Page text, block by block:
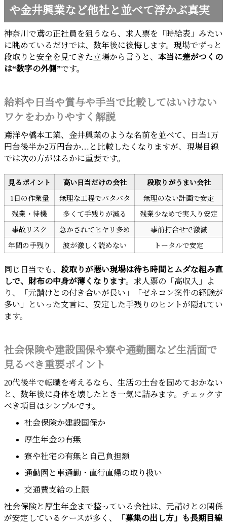
や金井興業など他社と並べて浮かぶ真実
神奈川で鳶の正社員を狙うなら、求人票を「時給表」みたい
に眺めているだけでは、数年後に後悔します。現場でずっと
段取りと安全を見てきた立場から言うと、 本当に差がつくの
は“数字の外側”です。
給料や日当や賞与や手当で比較してはいけない
ワケをわかりやすく解説
鳶洋や橋本工業、金井興業のような名前を並べて、日当1万
円台後半か2万円台か…と比較したくなりますが、現場目線
では次の方がはるかに重要です。
見るポイント 高い日当だけの会社 段取りがうまい会社
1日の作業量 無理な工程でバタバタ 無理のない計画で安定
残業・待機 多くて手残りが減る 残業少なめで実入り安定
事故リスク 急かされてヒヤリ多め 事前打合せで激減
年間の手残り 波が激しく読めない トータルで安定
同じ日当でも、 段取りが悪い現場は待ち時間とムダな組み直
しで、財布の中身が薄くなります。求人票の「高収入」よ
り、「元請けとの付き合いが長い」「ゼネコン案件の経験が
多い」といった文言に、安定した手残りのヒントが隠れてい
ます。
社会保険や建設国保や寮や通勤圏など生活面で
見るべき重要ポイント
20代後半で転職を考えるなら、生活の土台を固めておかない
と、数年後に身体を壊したとき一気に詰みます。チェックす
べき項目はシンプルです。
社会保険か建設国保か
厚生年金の有無
寮や社宅の有無と自己負担額
通勤圏と車通勤・直行直帰の取り扱い
交通費支給の上限
社会保険と厚生年金まで整っている会社は、元請けとの関係
が安定しているケースが多く、
「募集の出し方」も長期目線